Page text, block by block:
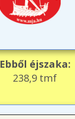
Ebből éjszaka:
238,9 tmf